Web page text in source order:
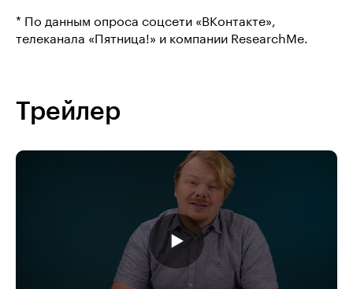
* По данным опроса соцсети «ВКонтакте»,
телеканала «Пятница!» и компании ResearchMe.
Трейлер